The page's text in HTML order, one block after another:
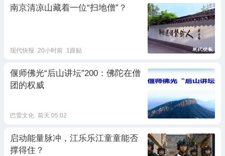
南京清凉山藏着一位“扫地僧”？
现代快报 20小时前 1跟贴
偃师佛光“后山讲坛”200：佛陀在僧
团的权威
巴雷文化 前天 05:02
启动能量脉冲，江乐乐江童童能否
撑得住？